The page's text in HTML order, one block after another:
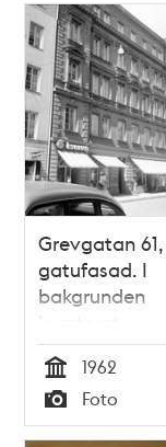
Grevgatan 61,
gatufasad. I
bakgrunden
kvarteret
Veterinären 12
Tid
1962
Typ
Foto